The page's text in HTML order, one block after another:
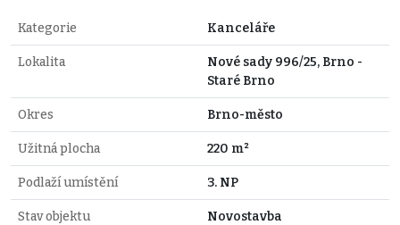
Kategorie Kanceláře
Lokalita
Nové sady 996/25, Brno -
Staré Brno
Okres Brno-město
Užitná plocha 220 m²
Podlaží umístění 3. NP
Stav objektu Novostavba